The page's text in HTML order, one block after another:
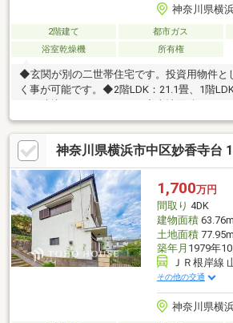
神奈川県横
2階建て 都市ガス
浴室乾燥機
所有権
◆玄関が別の二世帯住宅です。投資用物件と
く事が可能です。◆2階LDK：21.1畳、1階
ーが隣接しております。）◆土地面積：
部分もございます。◆建物面積：
乾燥機、カップボードなどがございす。◆浴
め、雨の日も洗濯物を乾かす事が出来ます。
低層住居専用地域につき、閑静な住宅街で
つき、お気軽にご覧になれます。
神奈川県横浜市中区妙香寺台
1,700万円
間取り 4DK
建物面積63.76m
土地面積77.95m
築年月 1979年
ＪＲ根岸線
その他の交通
神奈川県横